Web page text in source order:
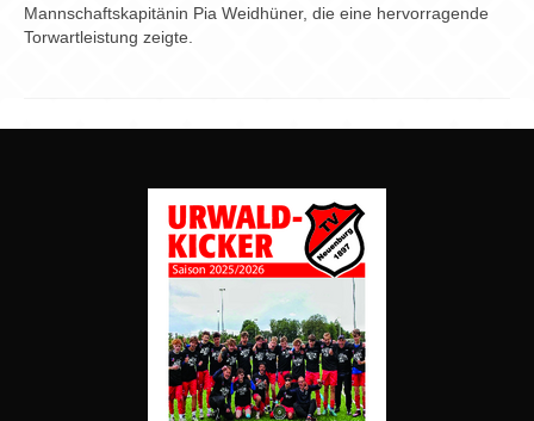
Mannschaftskapitänin Pia Weidhüner, die eine hervorragende
Torwartleistung zeigte.